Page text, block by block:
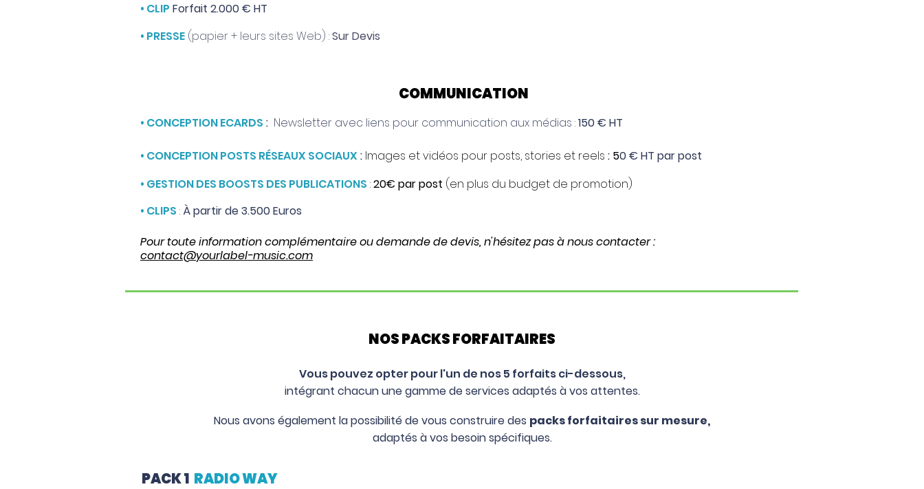
• CLIP Forfait 2.000 € HT
• PRESSE (papier + leurs sites Web) :Sur Devis
COMMUNICATION
• CONCEPTION ECARDS : Newsletter avec liens pour communication aux médias :150 € HT
• CONCEPTION POSTS RÉSEAUX SOCIAUX : Images et vidéos pour posts, stories et reels : 50 € HT par post
• GESTION DES BOOSTS DES PUBLICATIONS :20€ par post (en plus du budget de promotion)
• CLIPS : À partir de 3.500 Euros
Pour toute information complémentaire ou demande de devis, n'hésitez pas à nous contacter :
contact@yourlabel-music.com
NOS PACKS FORFAITAIRES
Vous pouvez opter pour l'un de nos 5 forfaits ci-dessous,
intégrant chacun une gamme de services adaptés à vos attentes.
Nous avons également la possibilité de vous construire des packs forfaitaires sur mesure,
adaptés à vos besoin spécifiques.
PACK 1 RADIO WAY